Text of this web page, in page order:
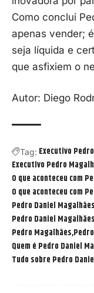
Como conclui
apenas vender;
seja líquida e
que asfixiem o
Autor: Diego
Tag: Executivo
Executivo Pedro
O que aconteceu com
O que aconteceu com
Pedro Daniel Magalhães
Pedro Daniel
Pedro Magalhães
Quem é Pedro Daniel
Tudo sobre Pedro